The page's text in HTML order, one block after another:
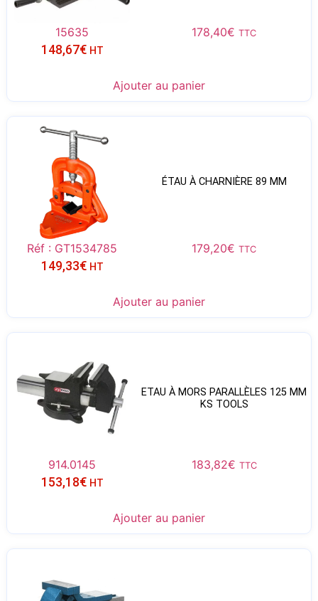
15635 178,40€ TTC
148,67€ HT
Ajouter au panier
ÉTAU À CHARNIÈRE 89 MM
Réf : GT1534785 179,20€ TTC
149,33€ HT
Ajouter au panier
ETAU À MORS PARALLÈLES 125 MM
KS TOOLS
914.0145 183,82€ TTC
153,18€ HT
Ajouter au panier